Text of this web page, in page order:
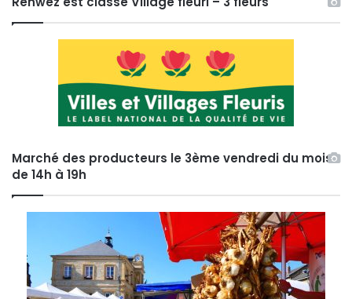
Marché des producteurs le 3ème vendredi du mois
de 14h à 19h